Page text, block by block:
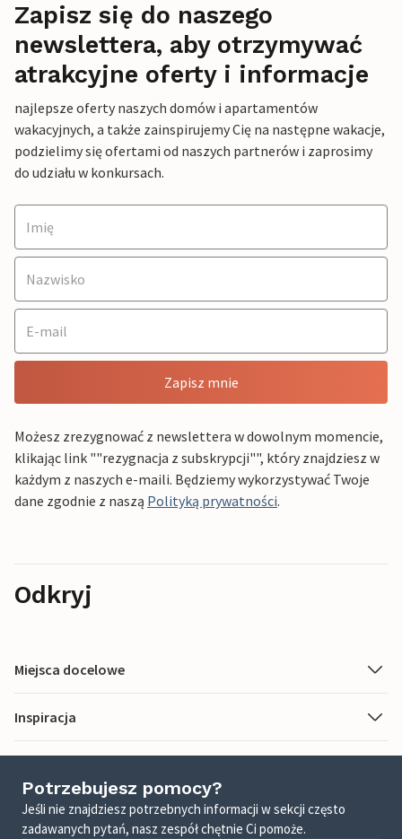
Zapisz się do naszego
newslettera, aby otrzymywać
atrakcyjne oferty i informacje
najlepsze oferty naszych domów i apartamentów
wakacyjnych, a także zainspirujemy Cię na następne wakacje,
podzielimy się ofertami od naszych partnerów i zaprosimy
do udziału w konkursach.
Zapisz mnie
Możesz zrezygnować z newslettera w dowolnym momencie,
klikając link ""rezygnacja z subskrypcji"", który znajdziesz w
każdym z naszych e-maili. Będziemy wykorzystywać Twoje
dane zgodnie z naszą Polityką prywatności.
Odkryj
Miejsca docelowe
Inspiracja
Potrzebujesz pomocy?
Jeśli nie znajdziesz potrzebnych informacji w sekcji często
zadawanych pytań, nasz zespół chętnie Ci pomoże.